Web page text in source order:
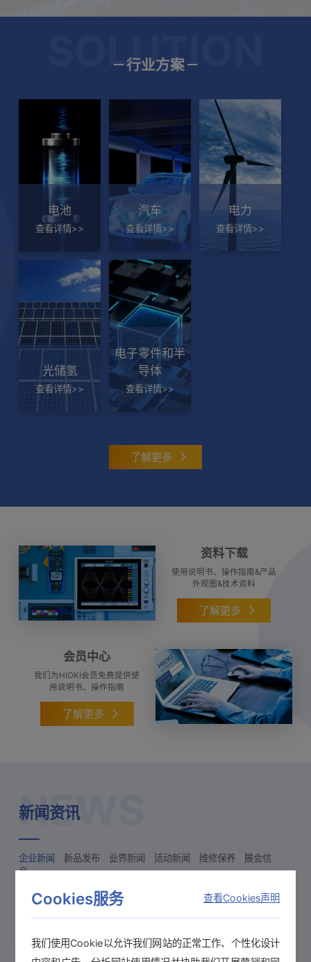
了解
半导体，
换器的
di/dt、振
挑战。
足、延
响评估结
通过绝缘故障的“可视化”实
现电池耐压测试的效率提升
在多数生产现场，人们通过耐压测试（绝
缘耐力测试）确认产品能够安全承受高电
压，从而预防触电等安全事故。然而，当
测试不合格（NG）时，操作者往往难以
准确识别故障的具体类型，例如“是否为
突发性绝缘击穿”或“漏电流是否逐步增加”
等实际情况。
了解更多
如何
直流
企业新闻
接地电阻测试仪FT6041与电子式绝缘电阻表
IR5051荣获【2024年度GOOD DESIGN奖】
企业新闻
案例研究：零碳电池制造 日置x蜂巢x章鱼博士，
强强联手
新品发布
小巧轻便，适用于光伏发电设备的安全检测 HIOKI
日置发售CAT III 2000V直流高压测试探头
更便捷的即时通讯
90周年庆
【日置90周年】限定打卡活动开启
1. 中国本地专业技术团队，贴身可
2. 提供HIOKI品牌原厂配件，再享
一年品质保障。
3. HIOKI原厂标准化的检测，维修
和校正流程，服务更快更准、更安
心。
4. 欢迎点击右侧“了解更多”进行产
品询价、技术咨询、维修校正的咨
询。
了解更多
SOLUTION
行业方案
电池
查看详情>>
汽车
查看详情>>
电力
查看详情>>
光储氢
查看详情>>
电子零件和半
导体
查看详情>>
了解更多
资料下载
使用说明书、操作指南&产品
外观图&技术资料
了解更多
会员中心
我们为HIOKI会员免费提供使
用说明书、操作指南
了解更多
NEWS
新闻资讯
企业新闻 新品发布 业界新闻 活动新闻 维修保养
展会信
息
查看更多
Cookies服务 查看Cookies声明
我们使用Cookie以允许我们网站的正常工作、个性化设计